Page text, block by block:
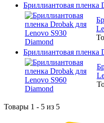
Бриллиантовая пленка
Бриллиантовая пленка
Товары 1 - 5 из 5